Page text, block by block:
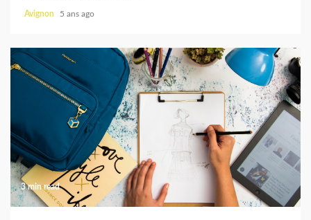
Avignon 5 ans ago
3 min read